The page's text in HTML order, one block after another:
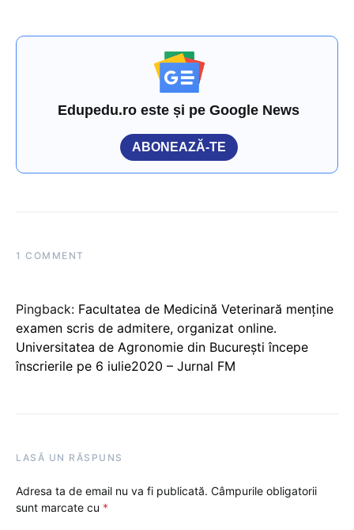
Edupedu.ro este și pe Google News
ABONEAZĂ-TE
1 COMMENT
Pingback: Facultatea de Medicină Veterinară menține
examen scris de admitere, organizat online.
Universitatea de Agronomie din București începe
înscrierile pe 6 iulie2020 – Jurnal FM
LASĂ UN RĂSPUNS
Adresa ta de email nu va fi publicată. Câmpurile obligatorii
sunt marcate cu *